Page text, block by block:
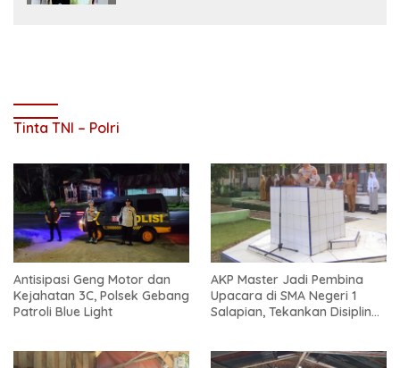
Tinta TNI – Polri
Antisipasi Geng Motor dan
Kejahatan 3C, Polsek Gebang
Patroli Blue Light
AKP Master Jadi Pembina
Upacara di SMA Negeri 1
Salapian, Tekankan Disiplin